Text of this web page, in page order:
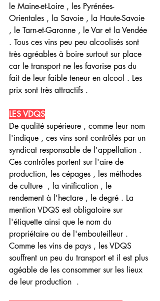
le Maine-et-Loire , les Pyrénées-
Orientales , la Savoie , la Haute-Savoie
, le Tarn-et-Garonne , le Var et la Vendée
. Tous ces vins peu peu alcoolisés sont
très agréables à boire surtout sur place
car le transport ne les favorise pas du
fait de leur faible teneur en alcool . Les
prix sont très attractifs .
LES VDQS
De qualité supérieure , comme leur nom
l'indique , ces vins sont contrôlés par un
syndicat responsable de l'appellation .
Ces contrôles portent sur l'aire de
production, les cépages , les méthodes
de culture  , la vinification , le
rendement à l'hectare , le degré . La
mention VDQS est obligatoire sur
l'étiquette ainsi que le nom du
propriétaire ou de l'embouteilleur .
Comme les vins de pays , les VDQS
souffrent un peu du transport et il est plus
agéable de les consommer sur les lieux
de leur production  .